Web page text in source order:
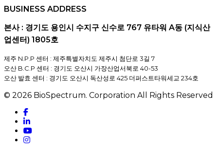
BUSINESS ADDRESS
본사 : 경기도 용인시 수지구 신수로 767 유타워 A동 (지식산
업센터) 1805호
제주 N.P.P 센터 : 제주특별자치도 제주시 첨단로 3길 7
오산 B.C.P 센터 : 경기도 오산시 가장산업서북로 40-53
오산 발효 센터 : 경기도 오산시 독산성로 425 더퍼스트타워세교 234호
© 2026 BioSpectrum. Corporation All Rights Reserved
facebook
linkedin
youtube
instagram